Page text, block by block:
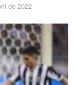
de 2022